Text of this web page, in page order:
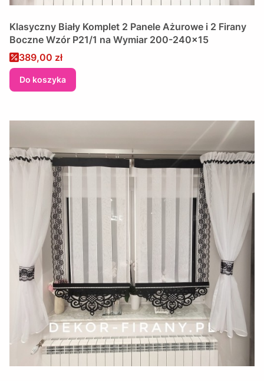
​Klasyczny Biały Komplet 2 Panele Ażurowe i 2 Firany
Boczne Wzór P21/1 na Wymiar 200-240x15
Cena promocyjna
389,00 zł
Do koszyka